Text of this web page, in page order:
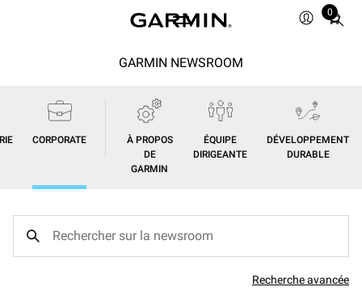
0
Total
GARMIN NEWSROOM
CORPORATE
À PROPOS
DE
GARMIN
ÉQUIPE
DIRIGEANTE
DÉVELOPPEMENT
DURABLE
Recherche avancée